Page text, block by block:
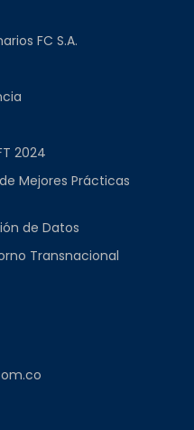
FC S.A.
2024
Mejores Prácticas
de Datos
Transnacional